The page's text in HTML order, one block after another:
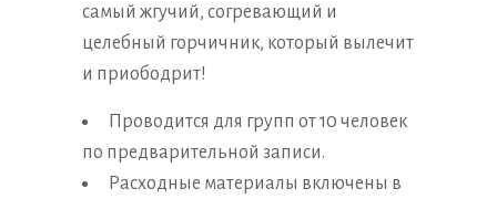
самый жгучий, согревающий и
целебный горчичник, который вылечит
и приободрит!
Проводится для групп от 10 человек
по предварительной записи.
Расходные материалы включены в